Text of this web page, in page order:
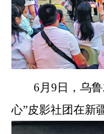
6月9日，乌
心”皮影社团在新